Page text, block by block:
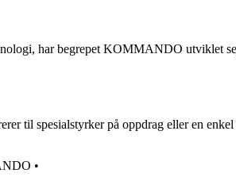
har begrepet KOMMANDO utviklet
til spesialstyrker på oppdrag eller en
•